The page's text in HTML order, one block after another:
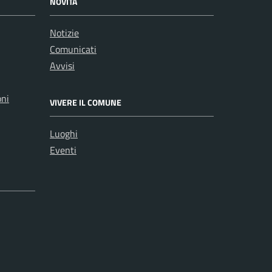
Notizie
Comunicati
Avvisi
VIVERE IL COMUNE
Luoghi
Eventi